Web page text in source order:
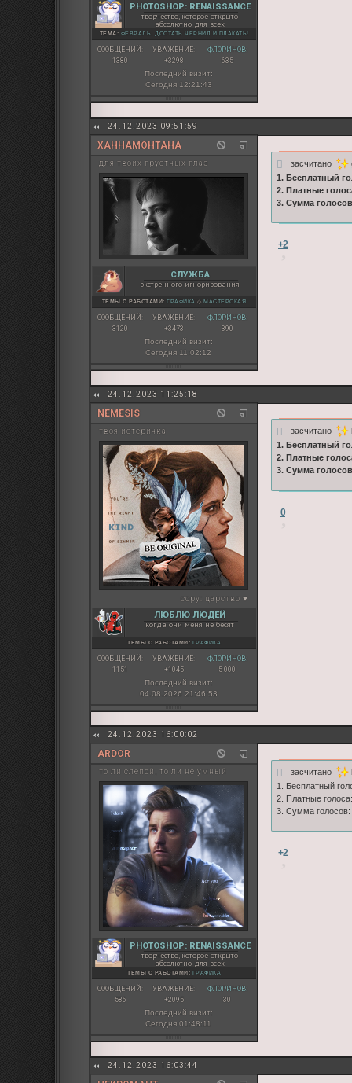
PHOTOSHOP: RENAISSANCE
творчество, которое открыто
абсолютно для всех
ТЕМА: ФЕВРАЛЬ. ДОСТАТЬ ЧЕРНИЛ И ПЛАКАТЬ!
СООБЩЕНИЙ:
1380
УВАЖЕНИЕ:
+3298
ФЛОРИНОВ:
635
Последний визит:
Сегодня 12:21:43
24.12.2023 09:51:59
ХАННАМОНТАНА
для твоих грустных глаз
СЛУЖБА
экстренного игнорирования
ТЕМЫ С РАБОТАМИ: ГРАФИКА ◇ МАСТЕРСКАЯ
СООБЩЕНИЙ:
3120
УВАЖЕНИЕ:
+3473
ФЛОРИНОВ:
390
Последний визит:
Сегодня 11:02:12
засчитано
1. Бесплатный
2. Платные
3. Сумма
+2
24.12.2023 11:25:18
NEMESIS
твоя истеричка
copy: царство ♥
ЛЮБЛЮ ЛЮДЕЙ
когда они меня не бесят
ТЕМЫ С РАБОТАМИ: ГРАФИКА
СООБЩЕНИЙ:
1151
УВАЖЕНИЕ:
+1045
ФЛОРИНОВ:
5 000
Последний визит:
04.08.2026 21:46:53
засчитано
1. Бесплатный
2. Платные
3. Сумма
0
24.12.2023 16:00:02
ARDOR
то ли слепой, то ли не умный
PHOTOSHOP: RENAISSANCE
творчество, которое открыто
абсолютно для всех
ТЕМЫ С РАБОТАМИ: ГРАФИКА
СООБЩЕНИЙ:
586
УВАЖЕНИЕ:
+2095
ФЛОРИНОВ:
30
Последний визит:
Сегодня 01:48:11
засчитано
1. Бесплатный
2. Платные
3. Сумма голосов:
+2
24.12.2023 16:03:44